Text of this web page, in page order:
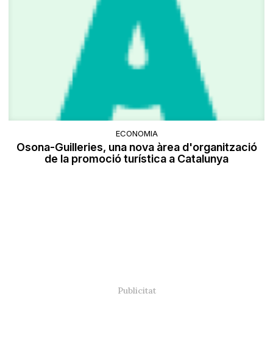
ECONOMIA
Osona-Guilleries, una nova àrea d'organització
de la promoció turística a Catalunya